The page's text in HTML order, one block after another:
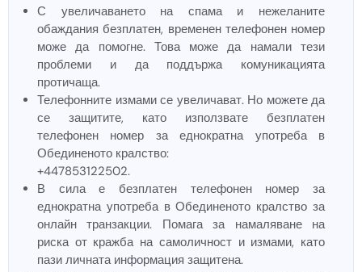
С увеличаването на спама и нежеланите
обаждания безплатен, временен телефонен номер
може да помогне. Това може да намали тези
проблеми и да поддържа комуникацията
протичаща.
Телефонните измами се увеличават. Но можете да
се защитите, като използвате безплатен
телефонен номер за еднократна употреба в
Обединеното кралство:
+447853122502.
В сила е безплатен телефонен номер за
еднократна употреба в Обединеното кралство за
онлайн транзакции. Помага за намаляване на
риска от кражба на самоличност и измами, като
пази личната информация защитена.